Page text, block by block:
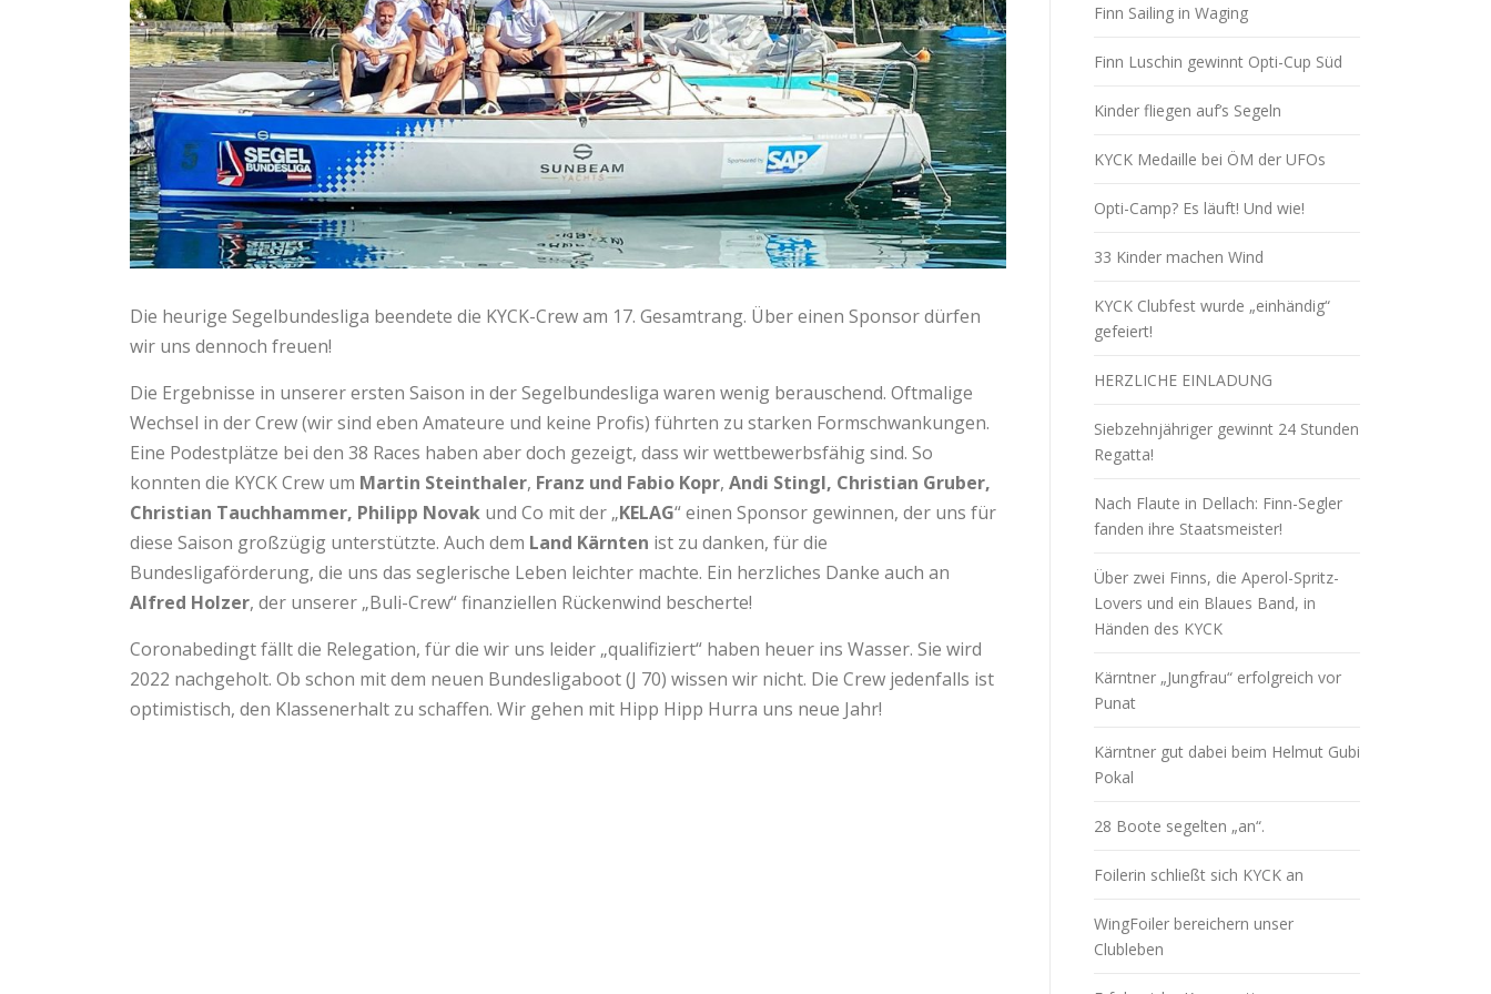
Die heurige Segelbundesliga beendete die KYCK-Crew am 17. Gesamtrang. Über einen Sponsor dürfen
wir uns dennoch freuen!
Die Ergebnisse in unserer ersten Saison in der Segelbundesliga waren wenig berauschend. Oftmalige
Wechsel in der Crew (wir sind eben Amateure und keine Profis) führten zu starken Formschwankungen.
Eine Podestplätze bei den 38 Races haben aber doch gezeigt, dass wir wettbewerbsfähig sind. So
konnten die KYCK Crew um Martin Steinthaler, Franz und Fabio Kopr, Andi Stingl, Christian Gruber,
Christian Tauchhammer, Philipp Novak und Co mit der „KELAG“ einen Sponsor gewinnen, der uns für
diese Saison großzügig unterstützte. Auch dem Land Kärnten ist zu danken, für die
Bundesligaförderung, die uns das seglerische Leben leichter machte. Ein herzliches Danke auch an
Alfred Holzer, der unserer „Buli-Crew“ finanziellen Rückenwind bescherte!
Coronabedingt fällt die Relegation, für die wir uns leider „qualifiziert“ haben heuer ins Wasser. Sie wird
2022 nachgeholt. Ob schon mit dem neuen Bundesligaboot (J 70) wissen wir nicht. Die Crew jedenfalls ist
optimistisch, den Klassenerhalt zu schaffen. Wir gehen mit Hipp Hipp Hurra uns neue Jahr!
Finn Sailing in Waging
Finn Luschin gewinnt Opti-Cup Süd
Kinder fliegen auf’s Segeln
KYCK Medaille bei ÖM der UFOs
Opti-Camp? Es läuft! Und wie!
33 Kinder machen Wind
KYCK Clubfest wurde „einhändig“
gefeiert!
HERZLICHE EINLADUNG
Siebzehnjähriger gewinnt 24 Stunden
Regatta!
Nach Flaute in Dellach: Finn-Segler
fanden ihre Staatsmeister!
Über zwei Finns, die Aperol-Spritz-
Lovers und ein Blaues Band, in
Händen des KYCK
Kärntner „Jungfrau“ erfolgreich vor
Punat
Kärntner gut dabei beim Helmut Gubi
Pokal
28 Boote segelten „an“.
Foilerin schließt sich KYCK an
WingFoiler bereichern unser
Clubleben